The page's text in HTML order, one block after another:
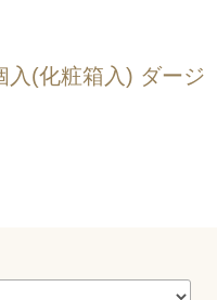
入(化粧箱入) ダージ